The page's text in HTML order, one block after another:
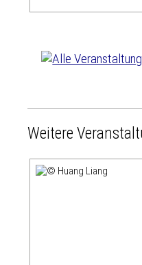
Weitere